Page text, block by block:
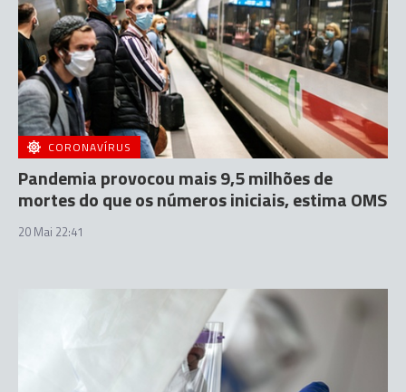
CORONAVÍRUS
Pandemia provocou mais 9,5 milhões de
mortes do que os números iniciais, estima OMS
20 Mai 22:41